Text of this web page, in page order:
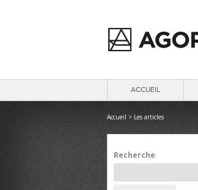
ACCUEIL
Accueil > Les articles
Recherche